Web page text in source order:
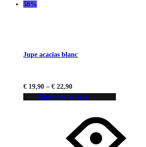
58%
Jupe acacias blanc
€ 19,90 – € 22,90
Choix des options